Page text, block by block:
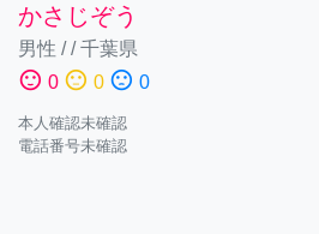
かさじぞう
男性 //千葉県
sentiment_satisfied 0 sentiment_neutral 0 sentiment_dissatisfied 0
本人確認未確認
電話番号未確認